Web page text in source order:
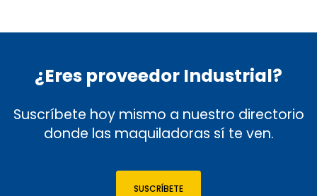
¿Eres proveedor Industrial?
Suscríbete hoy mismo a nuestro directorio
donde las maquiladoras sí te ven.
SUSCRÍBETE